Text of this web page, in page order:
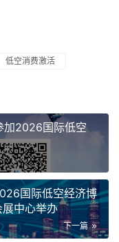
低空消费激活
加2026国际低空
国际低空经济博
中心举办
下一篇